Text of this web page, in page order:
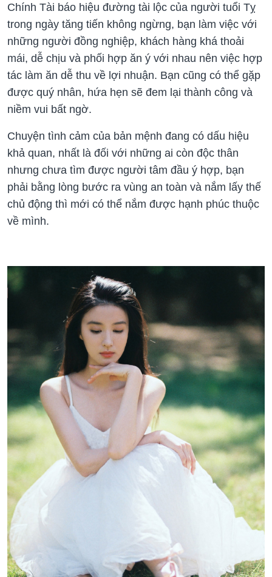
Chính Tài báo hiệu đường tài lộc của người tuổi Tỵ
trong ngày tăng tiến không ngừng, bạn làm việc với
những người đồng nghiệp, khách hàng khá thoải
mái, dễ chịu và phối hợp ăn ý với nhau nên việc hợp
tác làm ăn dễ thu về lợi nhuận. Bạn cũng có thể gặp
được quý nhân, hứa hẹn sẽ đem lại thành công và
niềm vui bất ngờ.
Chuyện tình cảm của bản mệnh đang có dấu hiệu
khả quan, nhất là đối với những ai còn độc thân
nhưng chưa tìm được người tâm đầu ý hợp, bạn
phải bằng lòng bước ra vùng an toàn và nắm lấy thế
chủ động thì mới có thể nắm được hạnh phúc thuộc
về mình.